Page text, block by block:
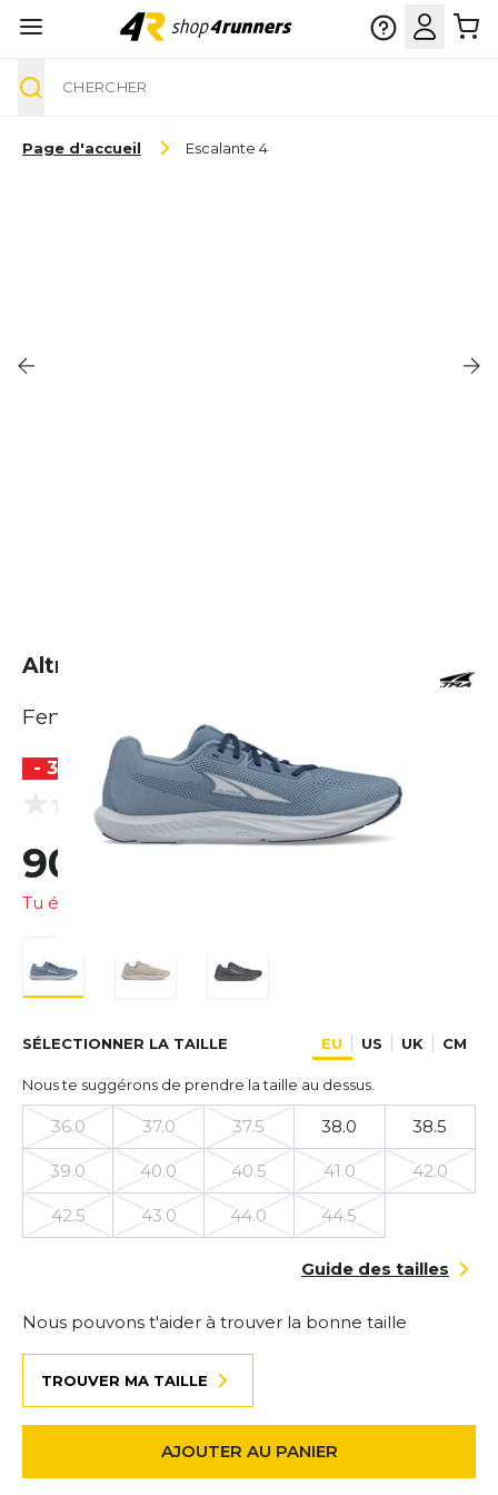
Page d'accueil Escalante 4
Altra Escalante 4
Femme
- 36 %
BESTSELLER
0.0 (0 Avis)
90,75 €
Tu économises
SÉLECTIONNER LA TAILLE EU US UK CM
Nous te suggérons de prendre la taille au dessus.
36.0 37.0 37.5 38.0 38.5
39.0 40.0 40.5 41.0 42.0
42.5 43.0 44.0 44.5
Guide des tailles
Nous pouvons t'aider à trouver la bonne taille
TROUVER MA TAILLE
AJOUTER AU PANIER